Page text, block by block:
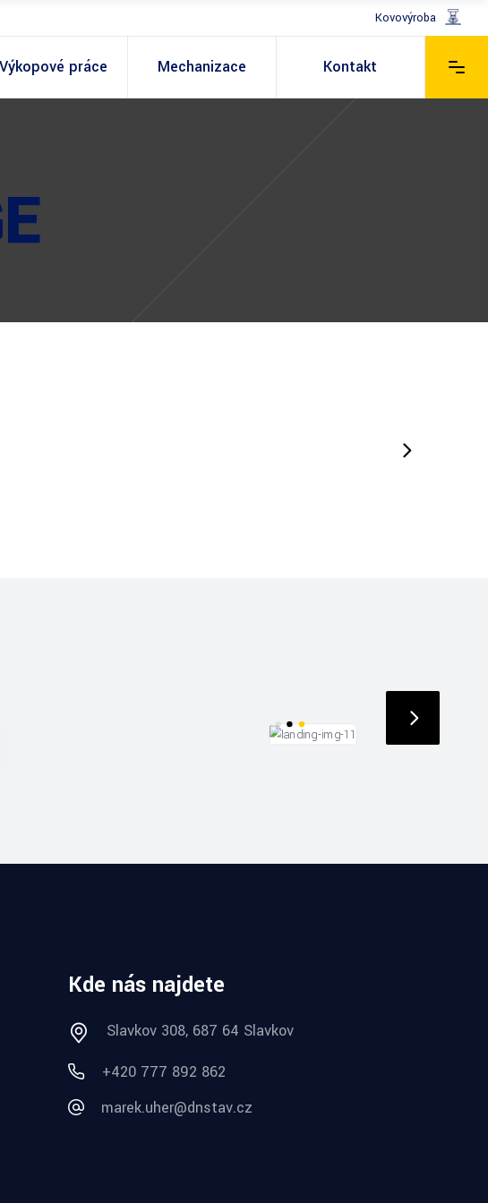
Kovovýroba
Výkopové práce Mechanizace Kontakt
Kde nás najdete
Slavkov 308, 687 64 Slavkov
+420 777 892 862
marek.uher@dnstav.cz